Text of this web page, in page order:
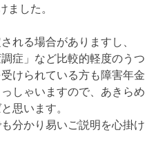
した。
れる場合がありますし、
症」など比較的軽度のうつ
けられている方も障害年金
しゃいますので、あきらめ
思います。
分かり易いご説明を心掛け